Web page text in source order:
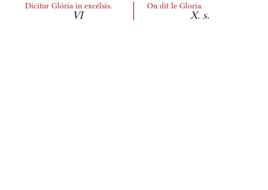
Dicitur Glória in excélsis. On dit le Gloria.
VI X. s.